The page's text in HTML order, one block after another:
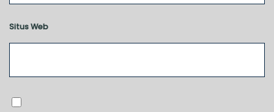
Situs Web